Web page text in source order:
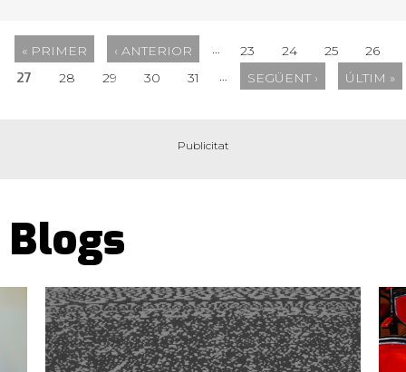
« PRIMER ‹ ANTERIOR … 23 24 25 26
27 28 29 30 31 … SEGÜENT › ÚLTIM »
Blogs